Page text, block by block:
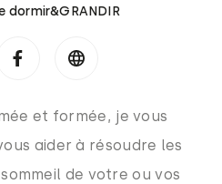
et formée, je vous
aider à résoudre les
de votre ou vos